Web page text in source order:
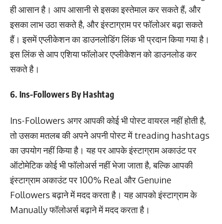
ही आसान है। आप आसानी से इसका इस्तेमाल कर सकते हैं, और
इसका लाभ उठा सकते है, और इंस्टाग्राम पर फॉलोअर बढ़ा सकते
हैं। इसमें एप्लीकेशन का डाउनलोडिंग लिंक भी प्रदान किया गया है।
इस लिंक से आप एशिया फॉलोअर एप्लीकेशन को डाउनलोड कर
सकते है।
6. Ins-Followers By Hashtag
Ins-Followers अगर आपकी कोई भी पोस्ट वायरल नहीं होती है,
तो उसका मतलब की अपने अपनी पोस्ट में treading hashtags
का उपयोग नहीं किया है। यह पर आपके इंस्टाग्राम अकाउंट पर
ऑटोमेटिक कोई भी फॉलोअर्स नहीं भेजा जाता है, बल्कि आपकी
इंस्टाग्राम अकाउंट पर 100% Real और Genuine
Followers बढ़ाने में मदद करता है। यह आपको इंस्टाग्राम के
Manually फॉलोअर्स बढ़ाने में मदद करता है।